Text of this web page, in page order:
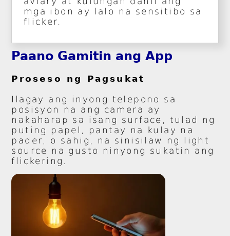
mga ibon ay lalo na sensitibo sa
flicker.
Paano Gamitin ang App
Proseso ng Pagsukat
Ilagay ang inyong telepono sa
posisyon na ang camera ay
nakaharap sa isang surface, tulad ng
puting papel, pantay na kulay na
pader, o sahig, na sinisilaw ng light
source na gusto ninyong sukatin ang
flickering.